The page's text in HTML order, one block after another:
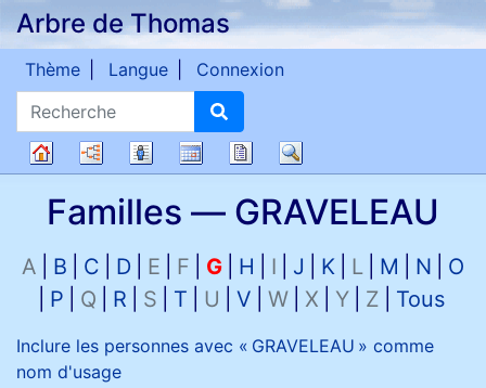
Passer au contenu
Arbre de Thomas
Recherche
Thème Langue Connexion
généalogique
Diagrammes
Listes CalendrierRapports
Familles — GRAVELEAU
A B C D E F G H I J K L M N
O
P
Q R S T U V W X Y Z Tous
Inclure les personnes avec « GRAVELEAU » comme
nom d'usage